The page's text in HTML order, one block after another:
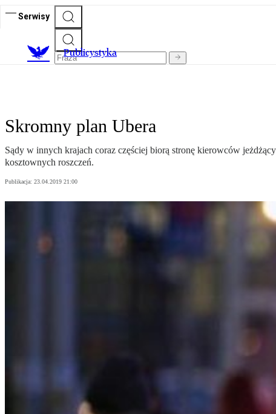
Serwisy
Publicystyka
Skromny plan Ubera
Sądy w innych krajach coraz częściej biorą stronę kierowców
kosztownych roszczeń.
Publikacja: 23.04.2019 21:00